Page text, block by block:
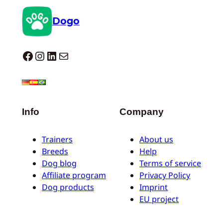
Dogo
Dogo facebook InstagramLinkedIn Mail
Info
Trainers
Breeds
Dog blog
Affiliate program
Dog products
Company
About us
Help
Terms of service
Privacy Policy
Imprint
EU project